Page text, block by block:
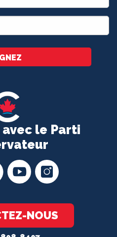
le Parti
NOUS